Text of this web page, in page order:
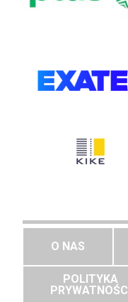
O NAS
POLITYKA
PRYWATNOŚCI